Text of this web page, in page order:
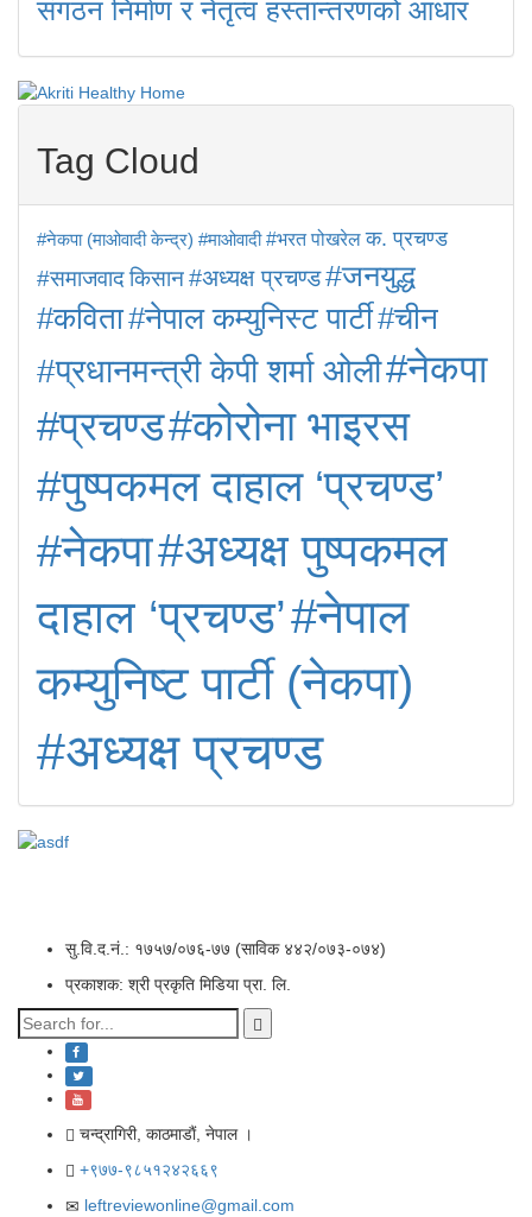
संगठन निर्माण र नेतृत्व हस्तान्तरणको आधार
Tag Cloud
#नेकपा (माओवादी केन्द्र) #माओवादी #भरत पोखरेल क. प्रचण्ड
#समाजवादकिसान#अध्यक्ष प्रचण्ड#जनयुद्ध
#कविता#नेपाल कम्युनिस्ट पार्टी#चीन
#प्रधानमन्त्री केपी शर्मा ओली#नेकपा
#प्रचण्ड#कोरोना भाइरस
#पुष्पकमल दाहाल ‘प्रचण्ड’
#नेकपा#अध्यक्ष पुष्पकमल
दाहाल ‘प्रचण्ड’#नेपाल
कम्युनिष्ट पार्टी (नेकपा)
#अध्यक्ष प्रचण्ड
सु.वि.द.नं.: १७५७/०७६-७७ (साविक ४४२/०७३-०७४)
प्रकाशक: श्री प्रकृति मिडिया प्रा. लि.
चन्द्रागिरी, काठमाडाैं, नेपाल ।
+९७७-९८५१२४२६६९
leftreviewonline@gmail.com